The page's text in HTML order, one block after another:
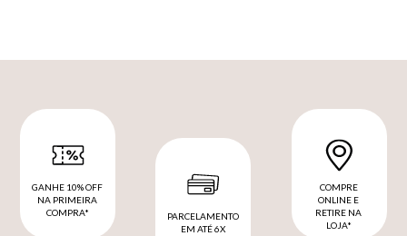
GANHE 10% OFF
NA PRIMEIRA
COMPRA*
PARCELAMENTO
EM ATÉ 6X
COMPRE
ONLINE E
RETIRE NA
LOJA*